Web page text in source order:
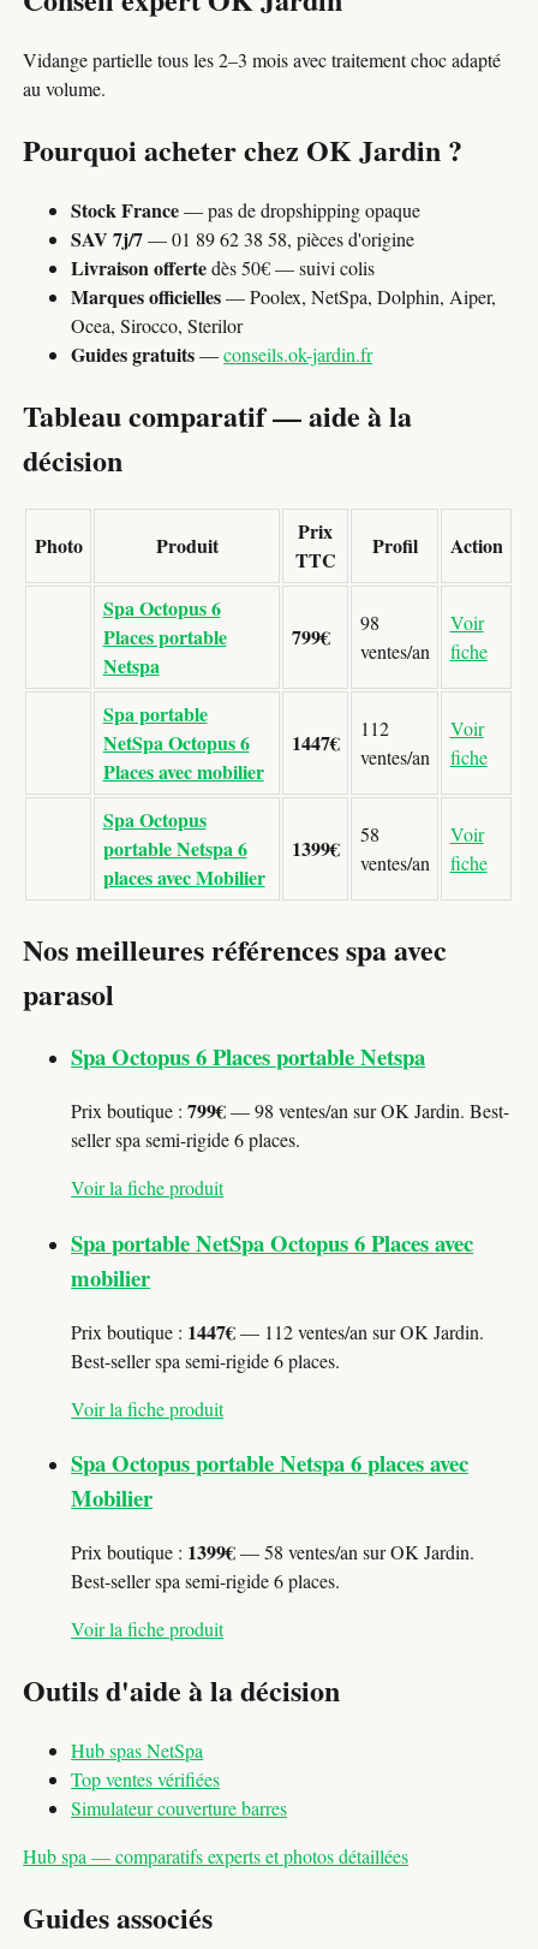
Vidange partielle tous les 2–3 mois avec traitement choc adapté
au volume.
Pourquoi acheter chez OK Jardin ?
Stock France— pas de dropshipping opaque
SAV 7j/7— 01 89 62 38 58, pièces d'origine
Livraison offertedès 50€ — suivi colis
Marques officielles— Poolex, NetSpa, Dolphin, Aiper,
Ocea, Sirocco, Sterilor
Guides gratuits—conseils.ok-jardin.fr
Tableau comparatif — aide à la
décision
Photo Produit
Prix
TTC
Profil Action
Spa Octopus 6
Places portable
Netspa
799€
98
ventes/an
Voir
fiche
Spa portable
NetSpa Octopus 6
Places avec mobilier
1447€
112
ventes/an
Voir
fiche
Spa Octopus
portable Netspa 6
places avec Mobilier
1399€
58
ventes/an
Voir
fiche
Nos meilleures références spa avec
parasol
Spa Octopus 6 Places portable Netspa
Prix boutique :799€— 98 ventes/an sur OK Jardin. Best-
seller spa semi-rigide 6 places.
Voir la fiche produit
Spa portable NetSpa Octopus 6 Places avec
mobilier
Prix boutique : 1447€— 112 ventes/an sur OK Jardin.
Best-seller spa semi-rigide 6 places.
Voir la fiche produit
Spa Octopus portable Netspa 6 places avec
Mobilier
Prix boutique : 1399€— 58 ventes/an sur OK Jardin.
Best-seller spa semi-rigide 6 places.
Voir la fiche produit
Outils d'aide à la décision
Hub spas NetSpa
Top ventes vérifiées
Simulateur couverture barres
Hub spa — comparatifs experts et photos détaillées
Guides associés